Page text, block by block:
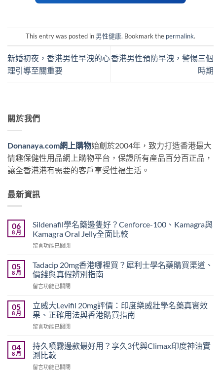
This entry was posted in 男性健康. Bookmark the permalink.
新婚初夜，香港男性早洩的心
理引導至關重要
香港男性預防早洩，警惕三個
時期
關於我們
Donanaya.com網上購物始創於2004年，致力打造香港最大
情趣保健性用品網上購物平台，保證所有產品百分百正品，
讓全香港港有需要的客戶享受性福生活。
最新資訊
06
8 月
Sildenafil學名藥邊隻好？Cenforce-100、Kamagra與
Kamagra Oral Jelly全面比較
在
學
名
藥
邊
好？
Cenforce-
100、
Kamagra
Kamagra
Oral
留言功能已關閉
05
8 月
Tadacip 20mg香港哪裡買？犀利士學名藥購買渠道、
價錢與真假辨別指南
在
20mg
香
港
哪
買？
犀
利
士
留言功能已關閉
05
8 月
立威大Levifil 20mg評價：印度樂威壯學名藥真實效
果、正確用法與香港購買指南
在
威
大
Levifil
20mg
留言功能已關閉
04
8 月
持久噴霧邊款最好用？享久3代與Climax印度神油實
測比較
在
留言功能已關閉